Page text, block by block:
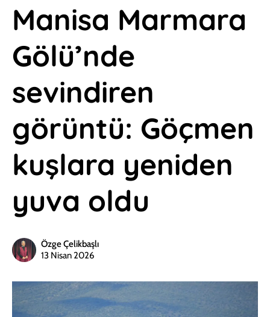
Manisa Marmara
Gölü’nde
sevindiren
görüntü: Göçmen
kuşlara yeniden
yuva oldu
Özge Çelikbaşlı
13 Nisan 2026